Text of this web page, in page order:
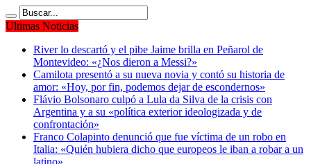
Ultimas Noticias
River lo descartó y el pibe Jaime brilla en Peñarol de
Montevideo: «¿Nos dieron a Messi?»
Camilota presentó a su nueva novia y contó su historia de
amor: «Hoy, por fin, podemos dejar de escondernos»
Flávio Bolsonaro culpó a Lula da Silva de la crisis con
Argentina y a su «política exterior ideologizada y de
confrontación»
Franco Colapinto denunció que fue víctima de un robo en
Italia: «Quién hubiera dicho que europeos le iban a robar a un
latino»